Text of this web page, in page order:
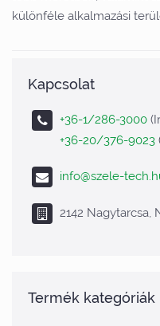
különféle alkalmazási
Kapcsolat
+36-1/286-3000
+36-20/376-9023
info@szele-
2142 Nagytarcsa,
Termék kategóriák